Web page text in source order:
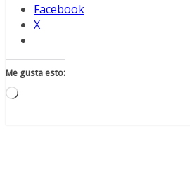
Facebook
X
Me gusta esto:
Cargando...